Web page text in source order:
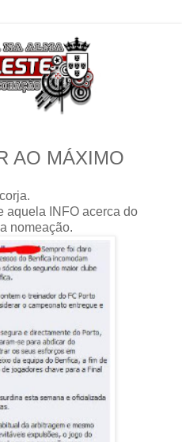
AO MÁXIMO
aquela INFO acerca do
nomeação.